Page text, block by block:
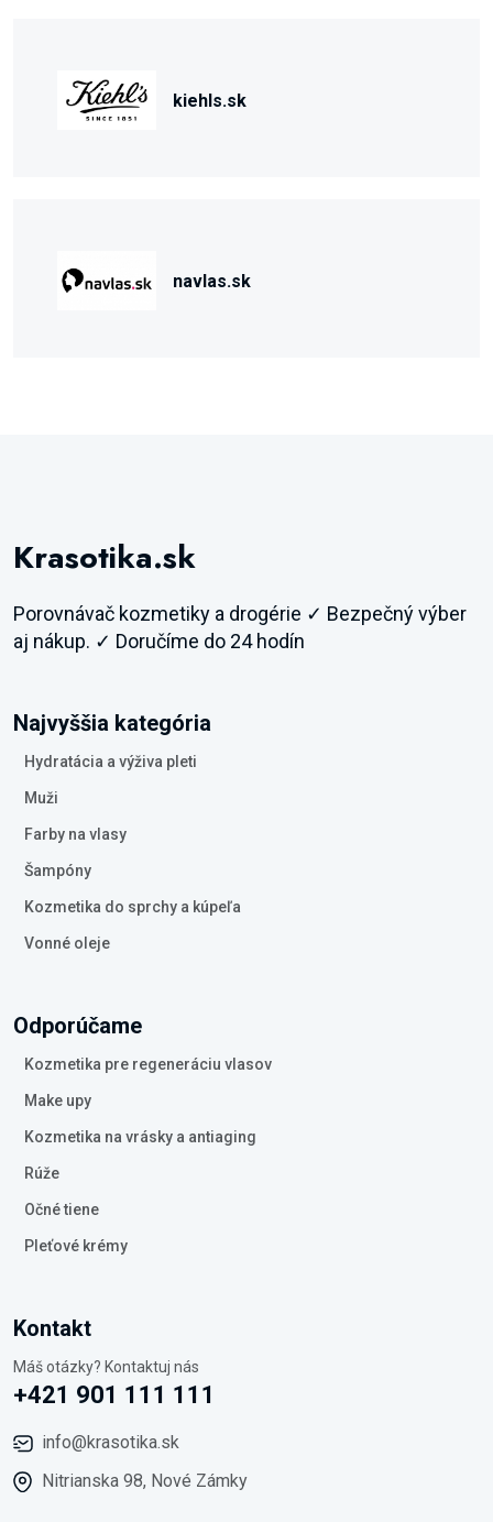
kiehls.sk
navlas.sk
Krasotika.sk
Porovnávač kozmetiky a drogérie ✓ Bezpečný výber
aj nákup. ✓ Doručíme do 24 hodín
Najvyššia kategória
Hydratácia a výživa pleti
Muži
Farby na vlasy
Šampóny
Kozmetika do sprchy a kúpeľa
Vonné oleje
Odporúčame
Kozmetika pre regeneráciu vlasov
Make upy
Kozmetika na vrásky a antiaging
Rúže
Očné tiene
Pleťové krémy
Kontakt
Máš otázky? Kontaktuj nás
+421 901 111 111
info@krasotika.sk
Nitrianska 98, Nové Zámky